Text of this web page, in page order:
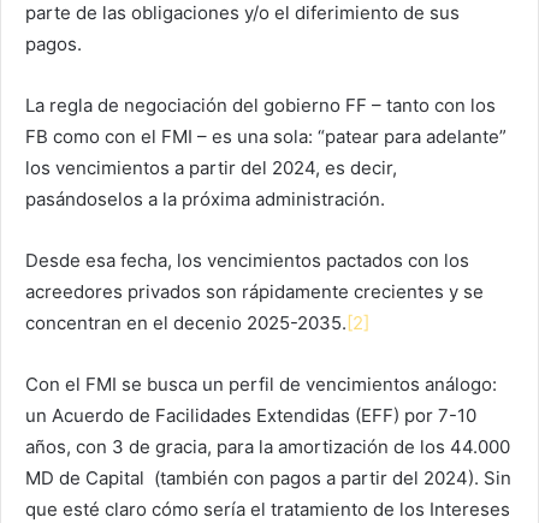
parte de las obligaciones y/o el diferimiento de sus
pagos.
La regla de negociación del gobierno FF – tanto con los
FB como con el FMI – es una sola: “patear para adelante”
los vencimientos a partir del 2024, es decir,
pasándoselos a la próxima administración.
Desde esa fecha, los vencimientos pactados con los
acreedores privados son rápidamente crecientes y se
concentran en el decenio 2025-2035.[2]
Con el FMI se busca un perfil de vencimientos análogo:
un Acuerdo de Facilidades Extendidas (EFF) por 7-10
años, con 3 de gracia, para la amortización de los 44.000
MD de Capital (también con pagos a partir del 2024). Sin
que esté claro cómo sería el tratamiento de los Intereses